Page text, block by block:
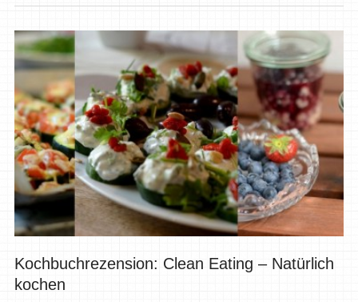
Kochbuchrezension: Clean Eating – Natürlich
kochen